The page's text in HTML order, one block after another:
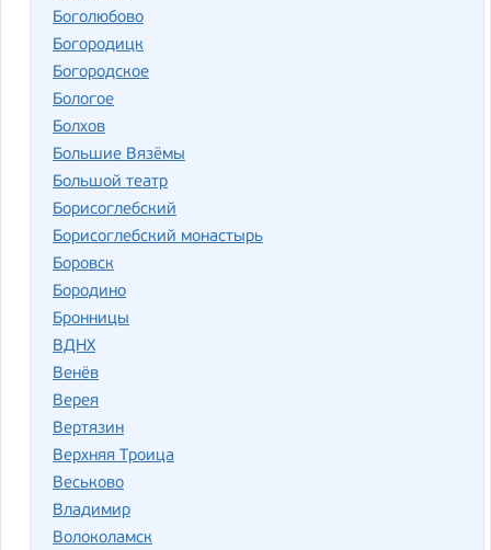
Боголюбово
Богородицк
Богородское
Бологое
Болхов
Большие Вязёмы
Большой театр
Борисоглебский
Борисоглебский монастырь
Боровск
Бородино
Бронницы
ВДНХ
Венёв
Верея
Вертязин
Верхняя Троица
Веськово
Владимир
Волоколамск